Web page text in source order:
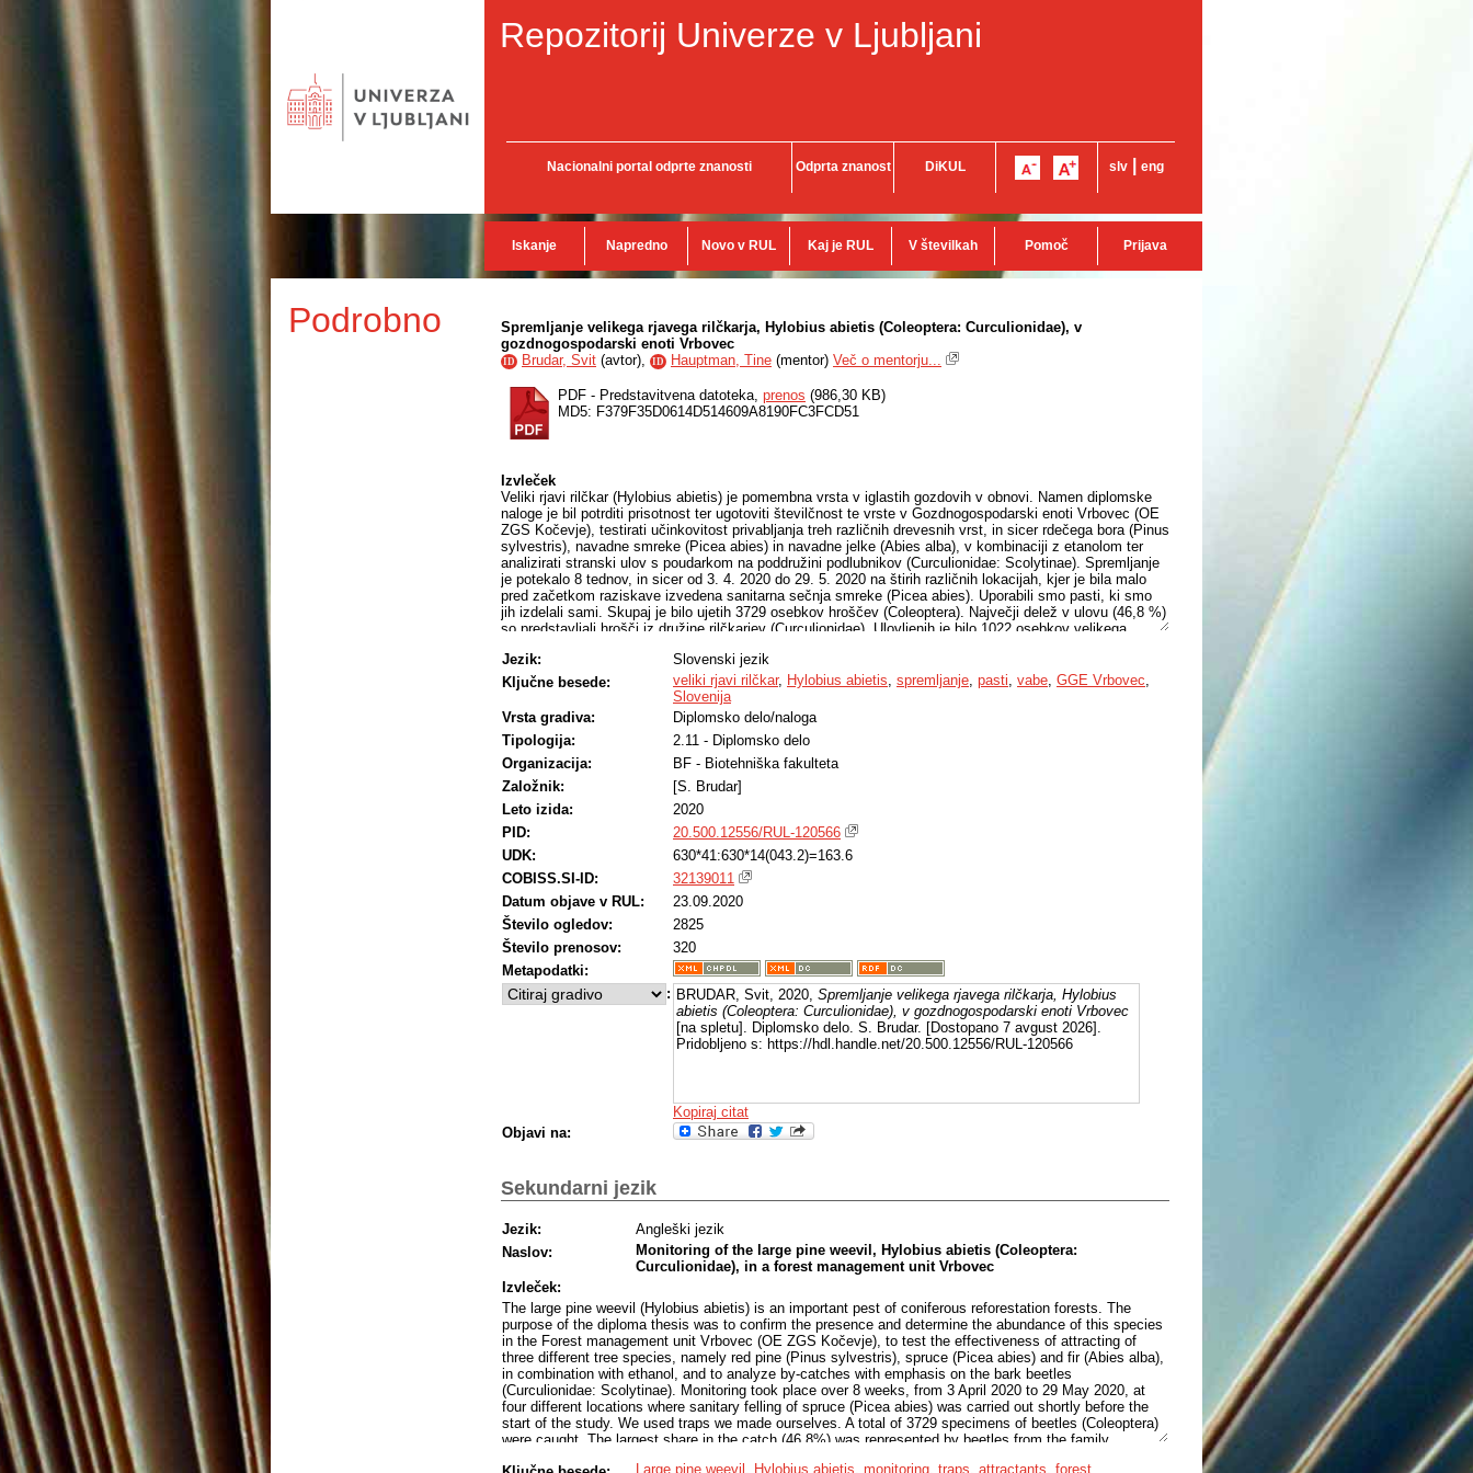
Repozitorij Univerze v Ljubljani
Nacionalni portal odprte znanosti Odprta znanost DiKUL slv eng
Iskanje Napredno Novo v RUL Kaj je RUL V številkah Pomoč Prijava
Podrobno
Spremljanje velikega rjavega rilčkarja, Hylobius abietis (Coleoptera: Curculionidae), v
gozdnogospodarski enoti Vrbovec
ID Brudar, Svit (avtor), ID Hauptman, Tine (mentor) Več o mentorju...
PDF - Predstavitvena datoteka, prenos (986,30 KB)
MD5: F379F35D0614D514609A8190FC3FCD51
Izvleček
Veliki rjavi rilčkar (Hylobius abietis) je pomembna vrsta v iglastih gozdovih v obnovi. Namen diplomske
naloge je bil potrditi prisotnost ter ugotoviti številčnost te vrste v Gozdnogospodarski enoti Vrbovec (OE
ZGS Kočevje), testirati učinkovitost privabljanja treh različnih drevesnih vrst, in sicer rdečega bora (Pinus
sylvestris), navadne smreke (Picea abies) in navadne jelke (Abies alba), v kombinaciji z etanolom ter
analizirati stranski ulov s poudarkom na poddružini podlubnikov (Curculionidae: Scolytinae). Spremljanje
je potekalo 8 tednov, in sicer od 3. 4. 2020 do 29. 5. 2020 na štirih različnih lokacijah, kjer je bila malo
pred začetkom raziskave izvedena sanitarna sečnja smreke (Picea abies). Uporabili smo pasti, ki smo
jih izdelali sami. Skupaj je bilo ujetih 3729 osebkov hroščev (Coleoptera). Največji delež v ulovu (46,8 %)
so predstavljali hrošči iz družine rilčkarjev (Curculionidae). Ulovljenih je bilo 1022 osebkov velikega
sledile so pasti, opremljene z vejicami navadne jelke (387), najmanj osebkov Hylobius abietis (220) pa se
je ujelo v pasti z vejicami navadne smreke. Statistično značilnih razlik v ulovu med pastmi z vejicami
rdečega bora in navadne jelke sicer ni bilo, je pa bil ulov v te pasti statistično značilno večji od ulova v
pasti, ki so bile opremljene z vejicami navadne smreke. Podlubniki so bili v ulovu zastopani 702 osebki.
Najbolj številčni so bili mali smrekov ličar (Hylurgus palliatus), kosmati smrekov lubadar (Dryocoetes
autographus) in podlubniki iz rodu Hylastes. Ujeli smo tudi dve tujerodni vrsti, in sicer Gnathotrichus
materiarius in Xylosandrus germanus.
Jezik:
Slovenski jezik
Ključne besede:
veliki rjavi rilčkar, Hylobius abietis, spremljanje, pasti, vabe, GGE Vrbovec,
Slovenija
Vrsta gradiva:
Diplomsko delo/naloga
Tipologija:
2.11 - Diplomsko delo
Organizacija:
BF - Biotehniška fakulteta
Založnik:
[S. Brudar]
Leto izida:
2020
PID:
20.500.12556/RUL-120566
UDK:
630*41:630*14(043.2)=163.6
COBISS.SI-ID:
32139011
Datum objave v RUL:
23.09.2020
Število ogledov:
2825
Število prenosov:
320
Metapodatki:
: BRUDAR, Svit, 2020, Spremljanje velikega rjavega rilčkarja, Hylobius
abietis (Coleoptera: Curculionidae), v gozdnogospodarski enoti Vrbovec
[na spletu]. Diplomsko delo. S. Brudar. [Dostopano 7 avgust 2026].
Pridobljeno s: https://hdl.handle.net/20.500.12556/RUL-120566
Kopiraj citat
Objavi na:
Sekundarni jezik
Jezik:
Angleški jezik
Naslov:
Monitoring of the large pine weevil, Hylobius abietis (Coleoptera:
Curculionidae), in a forest management unit Vrbovec
Izvleček:
The large pine weevil (Hylobius abietis) is an important pest of coniferous reforestation forests. The
purpose of the diploma thesis was to confirm the presence and determine the abundance of this species
in the Forest management unit Vrbovec (OE ZGS Kočevje), to test the effectiveness of attracting of
three different tree species, namely red pine (Pinus sylvestris), spruce (Picea abies) and fir (Abies alba),
in combination with ethanol, and to analyze by-catches with emphasis on the bark beetles
(Curculionidae: Scolytinae). Monitoring took place over 8 weeks, from 3 April 2020 to 29 May 2020, at
four different locations where sanitary felling of spruce (Picea abies) was carried out shortly before the
start of the study. We used traps we made ourselves. A total of 3729 specimens of beetles (Coleoptera)
were caught. The largest share in the catch (46.8%) was represented by beetles from the family
Large pine weevil Hylobius abietis monitoring traps attractants forest